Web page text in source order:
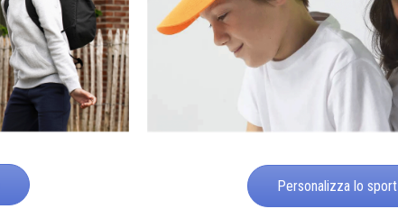
Personalizza lo sport